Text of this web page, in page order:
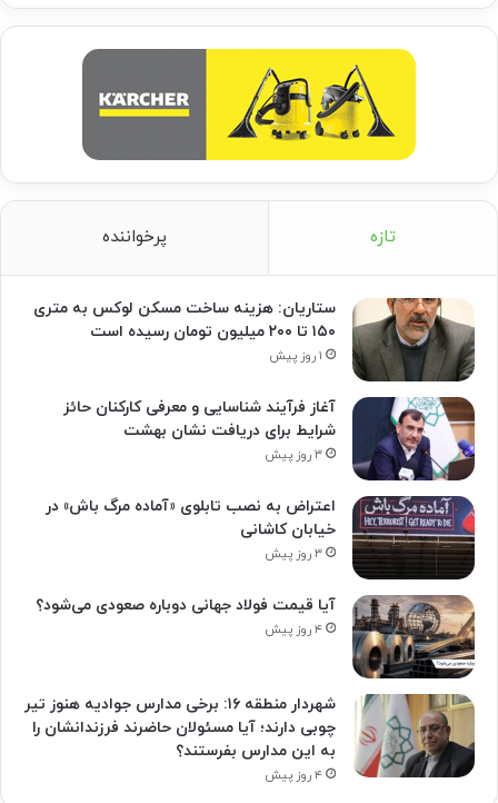
تازه پرخواننده
ستاریان: هزینه ساخت مسکن لوکس به متری
۱۵۰ تا ۲۰۰ میلیون تومان رسیده است
۱ روز پیش
آغاز فرآیند شناسایی و معرفی کارکنان حائز
شرایط برای دریافت نشان بهشت
۳ روز پیش
اعتراض به نصب تابلوی «آماده مرگ باش» در
خیابان کاشانی
۳ روز پیش
آیا قیمت فولاد جهانی دوباره صعودی می‌شود؟
۴ روز پیش
شهردار منطقه ۱۶: برخی مدارس جوادیه هنوز تیر
چوبی دارند؛ آیا مسئولان حاضرند فرزندانشان را
به این مدارس بفرستند؟
۴ روز پیش